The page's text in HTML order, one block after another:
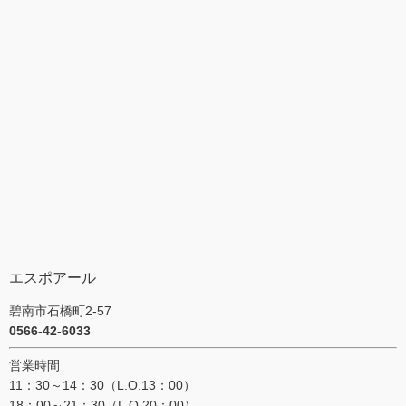
エスポアール
碧南市石橋町2-57
0566-42-6033
営業時間
11：30～14：30（L.O.13：00）